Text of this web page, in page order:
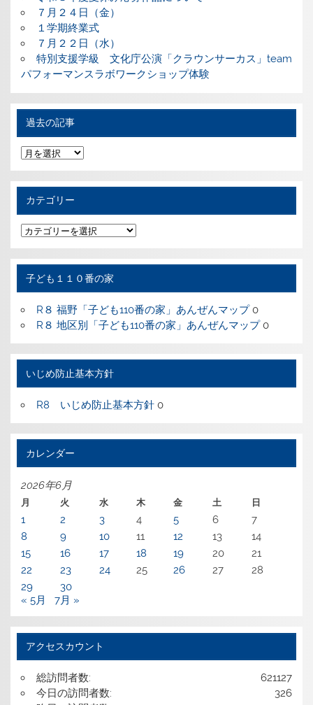
７月２４日（金）
１学期終業式
７月２２日（水）
特別支援学級 文化庁公演「クラウンサーカス」team
パフォーマンスラボワークショップ体験
過去の記事
過
去
の
記
カテゴリー
カ
テ
ゴ
リ
子ども１１０番の家
R８ 福野「子ども110番の家」あんぜんマップ0
R８ 地区別「子ども110番の家」あんぜんマップ0
いじめ防止基本方針
R8 いじめ防止基本方針0
カレンダー
2026年6月
月 火 水 木 金 土 日
1 2 3 4 5 6
7
8
9 10 11 12 13
14
15
16 17 18 19 20
21
22
23 24 25 26 27
28
29
30
« 5月
7月 »
アクセスカウント
621127
総訪問者数:
326
今日の訪問者数: